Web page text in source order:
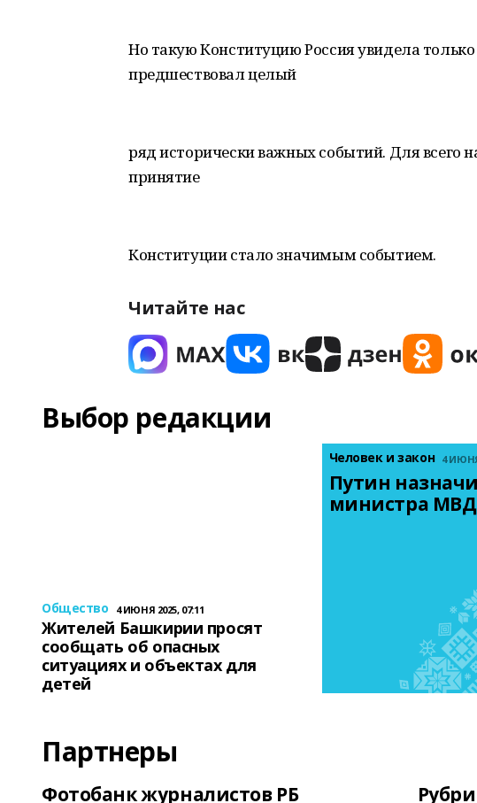
Но такую Конституцию Россия увидела только
предшествовал целый
ряд исторически важных событий. Для всего
принятие
Конституции стало значимым событием.
Читайте нас
Выбор редакции
Общество 4 ИЮНЯ 2025, 07:11
Жителей Башкирии просят
сообщать об опасных
ситуациях и объектах для
детей
Человек и закон 4 ИЮНЯ
Путин
министра МВД
Партнеры
Фотобанк журналистов РБ